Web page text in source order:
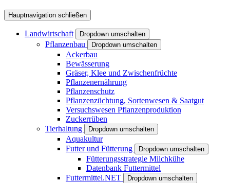
Hauptnavigation schließen
Landwirtschaft Dropdown umschalten
Pflanzenbau Dropdown umschalten
Ackerbau
Bewässerung
Gräser, Klee und Zwischenfrüchte
Pflanzenernährung
Pflanzenschutz
Pflanzenzüchtung, Sortenwesen & Saatgut
Versuchswesen Pflanzenproduktion
Zuckerrüben
Tierhaltung
Dropdown umschalten
Aquakultur
Futter und Fütterung
Dropdown umschalten
Fütterungsstrategie Milchkühe
Datenbank Futtermittel
Futtermittel.NET
Dropdown umschalten